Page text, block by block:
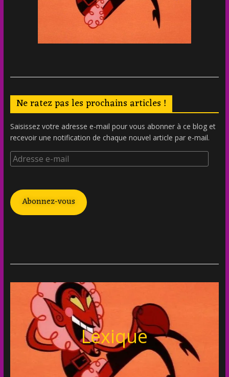
Ne ratez pas les prochains articles !
Saisissez votre adresse e-mail pour vous abonner à ce blog et
recevoir une notification de chaque nouvel article par e-mail.
Abonnez-vous
Lexique